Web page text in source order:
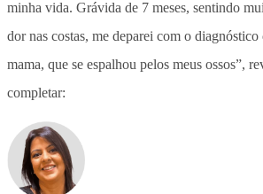
minha vida. Grávida de 7 meses, sentindo
dor nas costas, me deparei com o diagnóstico
mama, que se espalhou pelos meus ossos”,
completar: